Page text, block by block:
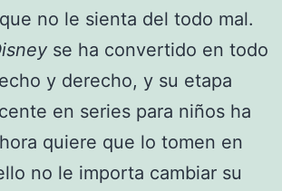
no le sienta del todo mal.
se ha convertido en todo
y derecho, y su etapa
en series para niños ha
quiere que lo tomen en
no le importa cambiar su